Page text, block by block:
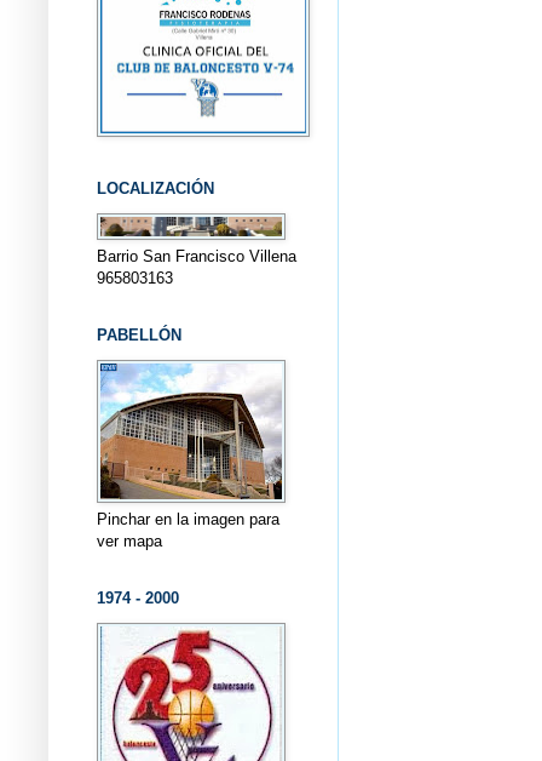
LOCALIZACIÓN
Barrio San Francisco Villena
965803163
PABELLÓN
Pinchar en la imagen para
ver mapa
1974 - 2000